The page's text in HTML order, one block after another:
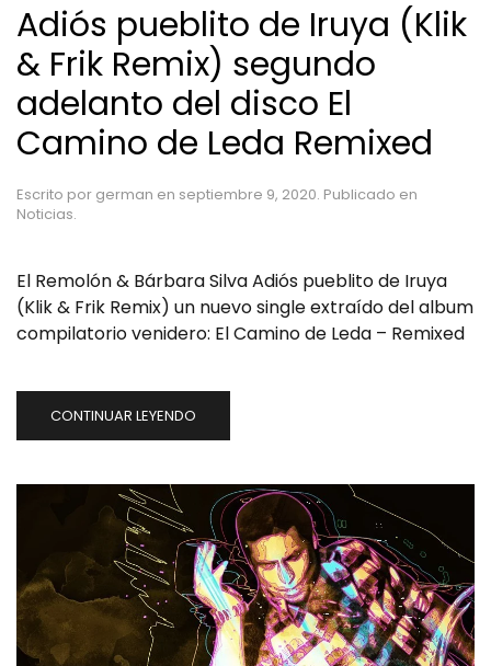
Adiós pueblito de Iruya (Klik
& Frik Remix) segundo
adelanto del disco El
Camino de Leda Remixed
Escrito por german en septiembre 9, 2020. Publicado en
Noticias.
El Remolón & Bárbara Silva Adiós pueblito de Iruya
(Klik & Frik Remix) un nuevo single extraído del album
compilatorio venidero: El Camino de Leda – Remixed
CONTINUAR LEYENDO